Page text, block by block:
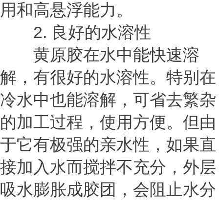
用和高悬浮能力。
2. 良好的水溶性
黄原胶在水中能快速溶
解，有很好的水溶性。特别在
冷水中也能溶解，可省去繁杂
的加工过程，使用方便。但由
于它有极强的亲水性，如果直
接加入水而搅拌不充分，外层
吸水膨胀成胶团，会阻止水分